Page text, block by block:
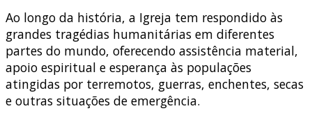
Ao longo da história, a Igreja tem respondido às
grandes tragédias humanitárias em diferentes
partes do mundo, oferecendo assistência material,
apoio espiritual e esperança às populações
atingidas por terremotos, guerras, enchentes, secas
e outras situações de emergência.